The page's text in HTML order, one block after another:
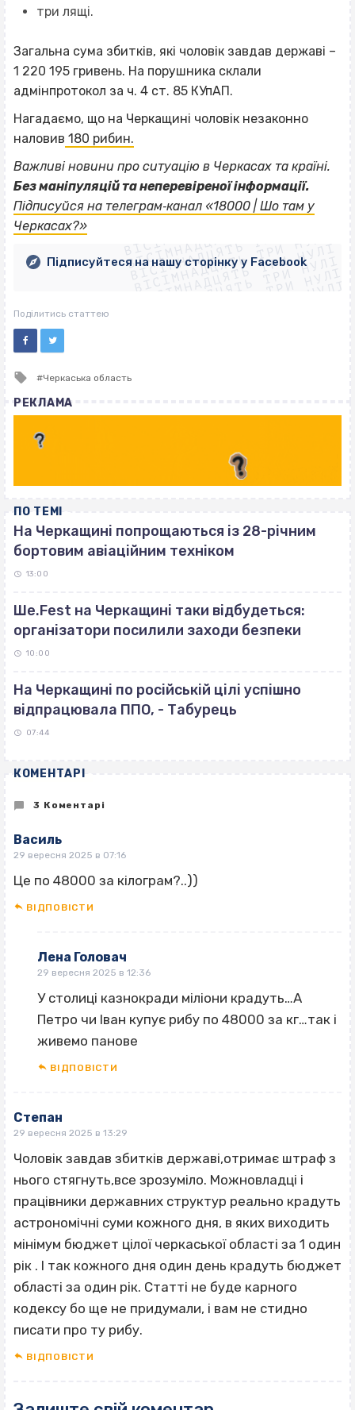
три лящі.
Загальна сума збитків, які чоловік завдав державі –
1 220 195 гривень. На порушника склали
адмінпротокол за ч. 4 ст. 85 КУпАП.
Нагадаємо, що на Черкащині чоловік незаконно
наловив 180 рибин.
Важливі новини про ситуацію в Черкасах та країні.
Без маніпуляцій та неперевіреної інформації.
Підписуйся на телеграм‐канал «18000 | Шо там у
Черкасах?»
ВІСІМНАДЦЯТЬ ТРИ НУЛІ
ВІСІМНАДЦЯТЬ ТРИ НУЛІ
ВІСІМНАДЦЯТЬ ТРИ НУЛІ
ВІСІМНАДЦЯТЬ ТРИ НУЛІ
ВІСІМНАДЦЯТЬ ТРИ НУЛІ
ВІСІМНАДЦЯТЬ ТРИ НУЛІ
ВІСІМНАДЦЯТЬ ТРИ НУЛІ
ВІСІМНАДЦЯТЬ ТРИ НУЛІ
Підписуйтеся на нашу сторінку у Facebook
Поділитись статтею
Tagged
Черкаська область
РЕКЛАМА
ПО ТЕМІ
На Черкащині попрощаються із 28-річним
бортовим авіаційним техніком
13:00
Ше.Fest на Черкащині таки відбудеться:
організатори посилили заходи безпеки
10:00
На Черкащині по російській цілі успішно
відпрацювала ППО, - Табурець
07:44
КОМЕНТАРІ
3 Коментарі
Василь
29 вересня 2025 в 07:16
Це по 48000 за кілограм?..))
ВІДПОВІCТИ
Лена Головач
29 вересня 2025 в 12:36
У столиці казнокради міліони крадуть…А
Петро чи Іван купує рибу по 48000 за кг…так і
живемо панове
ВІДПОВІCТИ
Степан
29 вересня 2025 в 13:29
Чоловік завдав збитків державі,отримає штраф з
нього стягнуть,все зрозуміло. Можновладці і
працівники державних структур реально крадуть
астрономічні суми кожного дня, в яких виходить
мінімум бюджет цілої черкаської області за 1 один
рік . І так кожного дня один день крадуть бюджет
області за один рік. Статті не буде карного
кодексу бо ще не придумали, і вам не стидно
писати про ту рибу.
ВІДПОВІCТИ